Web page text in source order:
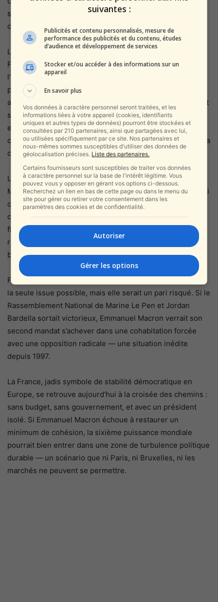
sans appui politique, risquerait d’aggraver le sentiment
d’impuissance à la tête de l’État.
L’instabilité actuelle fragilise également la position de la
France sur la scène internationale. Déjà affaibli face à
l’alliance anglo-saxonne et marginalisé dans la diplomatie
proche-orientale — où Israël, les États-Unis et les pays
arabes modérés redessinent les équilibres —, Macron voit
sa crédibilité s’éroder. Ses appels à la « souveraineté
européenne » résonnent de moins en moins dans un
continent où l’Allemagne et la Pologne dictent désormais la
cadence.
Les milieux économiques tirent la sonnette d’alarme. Le
Medef, principale organisation patronale française, a averti
que « l’absence de gouvernement stable compromet la
capacité du pays à maintenir sa compétitivité et sa note
financière ». De leur côté, les syndicats, eux aussi divisés,
redoutent que cette impasse se traduise par des coupes
budgétaires automatiques décidées par Bruxelles.
Face à cette impasse, une dissolution du Parlement reste
la seule issue possible, mais elle serait un pari risqué. Si le
Rassemblement National de Marine Le Pen et Jordan
Bardella sortait victorieux, Emmanuel Macron verrait son
second mandat s’achever dans une cohabitation forcée
avec une opposition radicale — une situation inédite
depuis 1997.
La France, jadis symbole de stabilité démocratique en
Europe, se retrouve aujourd’hui à la croisée des chemins :
sans budget, sans gouvernement, et avec un président
isolé. Si Emmanuel Macron échoue à restaurer un
minimum de cohésion, la sixième puissance mondiale
pourrait bien entrer dans une zone de turbulence politique
durable — un scénario que ni Paris, ni Bruxelles, ni les
marchés ne peuvent se permettre.
suivantes :
Publicités et contenu personnalisés, mesure de
performance des publicités et du contenu, études
d’audience et développement de services
Stocker et/ou accéder à des informations sur un
appareil
En savoir plus
Vos données à caractère personnel seront traitées, et les
informations liées à votre appareil (cookies, identifiants
uniques et autres types de données) pourront être stockées et
consultées par 210 partenaires, ainsi que partagées avec lui,
ou utilisées spécifiquement par ce site. Nos partenaires et
nous-mêmes sommes susceptibles d'utiliser des données de
géolocalisation précises. Liste des partenaires.
Certains fournisseurs sont susceptibles de traiter vos données
à caractère personnel sur la base de l'intérêt légitime. Vous
pouvez vous y opposer en gérant vos options ci-dessous.
Recherchez un lien en bas de cette page ou dans le menu du
site pour gérer ou retirer votre consentement dans les
paramètres des cookies et de confidentialité.
Autoriser
Gérer les options